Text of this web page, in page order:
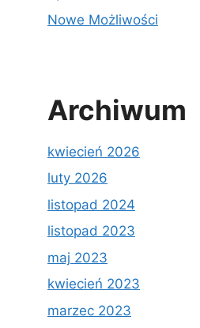
Nowe Możliwości
Archiwum
kwiecień 2026
luty 2026
listopad 2024
listopad 2023
maj 2023
kwiecień 2023
marzec 2023